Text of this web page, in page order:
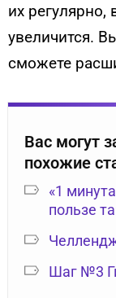
их регулярно,
увеличится.
сможете
Вас могут
похожие
«1
пользе
Шаг №3